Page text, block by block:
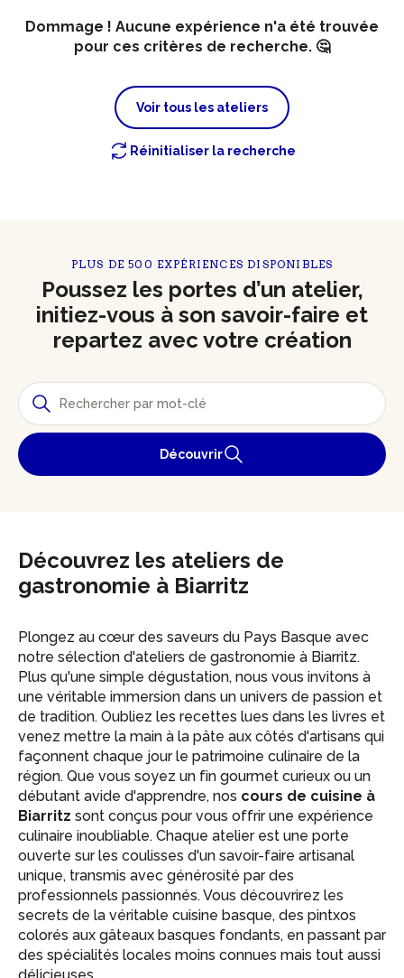
Dommage ! Aucune expérience n'a été trouvée
pour ces critères de recherche. 🤔
Voir tous les ateliers
Réinitialiser la recherche
PLUS DE 500 EXPÉRIENCES DISPONIBLES
Poussez les portes d’un atelier,
initiez-vous à son savoir-faire et
repartez avec votre création
Découvrir
Découvrez les ateliers de
gastronomie à Biarritz
Plongez au cœur des saveurs du Pays Basque avec
notre sélection d'ateliers de gastronomie à Biarritz.
Plus qu'une simple dégustation, nous vous invitons à
une véritable immersion dans un univers de passion et
de tradition. Oubliez les recettes lues dans les livres et
venez mettre la main à la pâte aux côtés d'artisans qui
façonnent chaque jour le patrimoine culinaire de la
région. Que vous soyez un fin gourmet curieux ou un
débutant avide d'apprendre, nos cours de cuisine à
Biarritz sont conçus pour vous offrir une expérience
culinaire inoubliable. Chaque atelier est une porte
ouverte sur les coulisses d'un savoir-faire artisanal
unique, transmis avec générosité par des
professionnels passionnés. Vous découvrirez les
secrets de la véritable cuisine basque, des pintxos
colorés aux gâteaux basques fondants, en passant par
des spécialités locales moins connues mais tout aussi